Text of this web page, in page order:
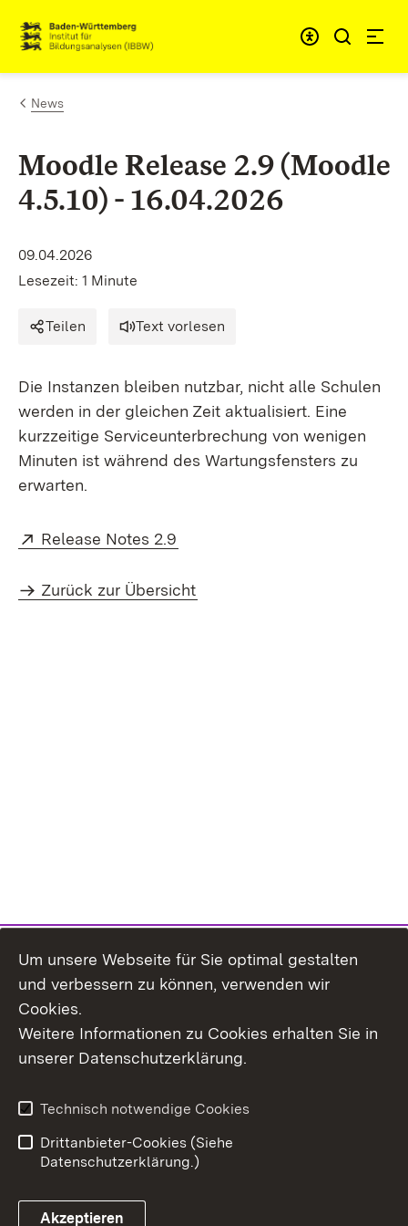
Zum Inhalt springen
Link zur Startseite
News
Moodle Release 2.9 (Moodle
4.5.10) - 16.04.2026
09.04.2026
Lesezeit: 1 Minute
Teilen Text vorlesen
Die Instanzen bleiben nutzbar, nicht alle Schulen
werden in der gleichen Zeit aktualisiert. Eine
kurzzeitige Serviceunterbrechung von wenigen
Minuten ist während des Wartungsfensters zu
erwarten.
Extern:
Release Notes 2.9
Zurück zur Übersicht
Erklärung zur
Benutzungshinweise
Um unsere Webseite für Sie optimal gestalten
und verbessern zu können, verwenden wir
Cookies.
Weitere Informationen zu Cookies erhalten Sie in
unserer Datenschutzerklärung.
Technisch notwendige Cookies
Drittanbieter-Cookies (Siehe
Datenschutzerklärung.)
Akzeptieren